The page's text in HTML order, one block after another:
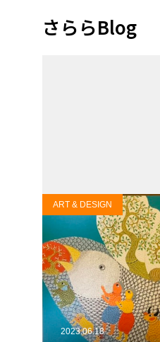
さららBlog
2023.06.18
ART & DESIGN